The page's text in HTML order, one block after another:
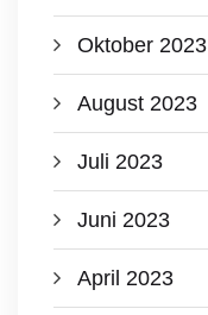
Oktober 2023
August 2023
Juli 2023
Juni 2023
April 2023